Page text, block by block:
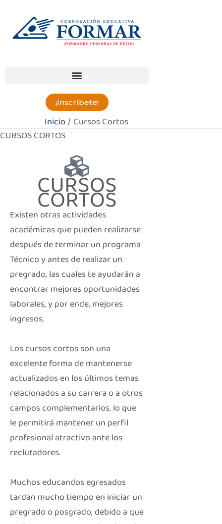
contenido
¡Inscríbete!
Inicio
Cursos Cortos
CURSOS CORTOS
CURSOS
CORTOS
Existen otras actividades
académicas que pueden realizarse
después de terminar un programa
Técnico y antes de realizar un
pregrado, las cuales te ayudarán a
encontrar mejores oportunidades
laborales, y por ende, mejores
ingresos.
Los cursos cortos son una
excelente forma de mantenerse
actualizados en los últimos temas
relacionados a su carrera o a otros
campos complementarios, lo que
le permitirá mantener un perfil
profesional atractivo ante los
reclutadores.
Muchos educandos egresados
tardan mucho tiempo en iniciar un
pregrado o posgrado, debido a que